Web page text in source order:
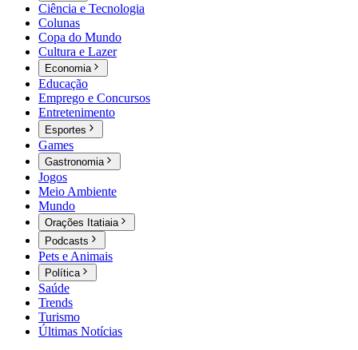
Ciência e Tecnologia
Colunas
Copa do Mundo
Cultura e Lazer
Economia
Educação
Emprego e Concursos
Entretenimento
Esportes
Games
Gastronomia
Jogos
Meio Ambiente
Mundo
Orações Itatiaia
Podcasts
Pets e Animais
Política
Saúde
Trends
Turismo
Últimas Notícias